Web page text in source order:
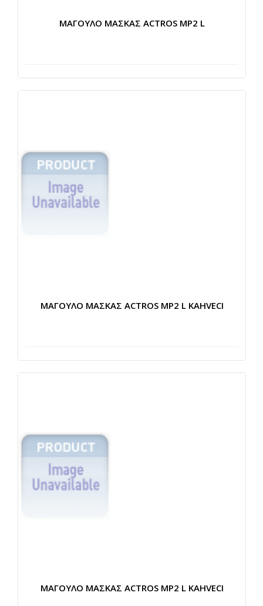
ΜΑΓΟΥΛΟ ΜΑΣΚΑΣ ACTROS MP2 L
ΜΑΓΟΥΛΟ ΜΑΣΚΑΣ ACTROS MP2 L KAHVECI
ΜΑΓΟΥΛΟ ΜΑΣΚΑΣ ACTROS MP2 L KAHVECI